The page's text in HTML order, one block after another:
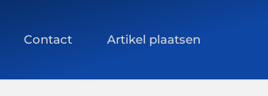
Contact Artikel plaatsen